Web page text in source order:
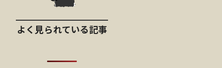
よく見られている記事